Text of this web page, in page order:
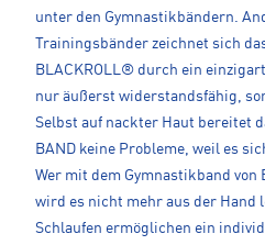
unter den Gymnastikbändern.
Trainingsbänder zeichnet sich
BLACKROLL® durch ein
nur äußerst widerstandsfähig,
Selbst auf nackter Haut bereitet
BAND keine Probleme, weil es
Wer mit dem Gymnastikband
wird es nicht mehr aus der Hand
Schlaufen ermöglichen ein